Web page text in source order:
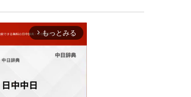
arrow_forward_ios もっとみる